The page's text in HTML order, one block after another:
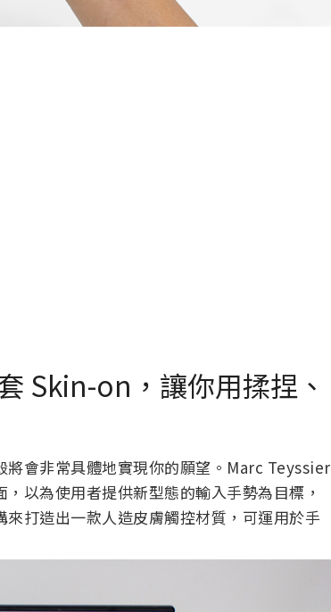
Skin-on，讓你用揉捏、
會非常具體地實現你的願望。Marc Teyssier
以為使用者提供新型態的輸入手勢為目標，
打造出一款人造皮膚觸控材質，可運用於手